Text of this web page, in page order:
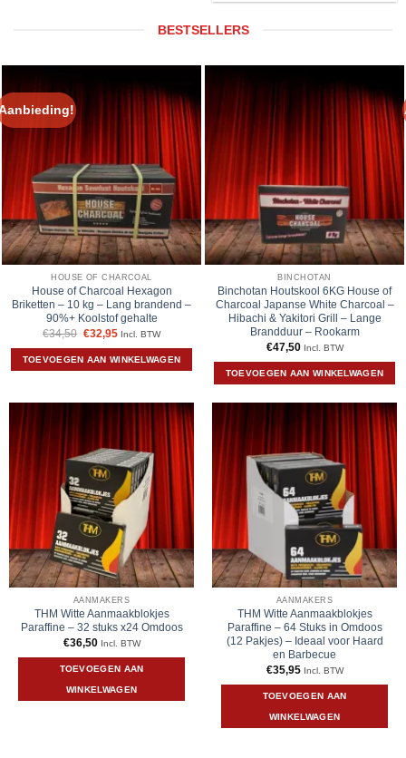
BESTSELLERS
HOUSE OF CHARCOAL
House of Charcoal Hexagon
Briketten – 10 kg – Lang brandend –
90%+ Koolstof gehalte
€34,50 Oorspronkelijke
was:
€34,50.
€32,95Huidige
is:
€32,95.
Incl. BTW
TOEVOEGEN AAN WINKELWAGEN
BINCHOTAN
Binchotan Houtskool 6KG House of
Charcoal Japanse White Charcoal –
Hibachi & Yakitori Grill – Lange
Brandduur – Rookarm
€47,50 Incl. BTW
TOEVOEGEN AAN WINKELWAGEN
AANMAKERS
THM Witte Aanmaakblokjes
Paraffine – 32 stuks x24 Omdoos
€36,50 Incl. BTW
TOEVOEGEN AAN
WINKELWAGEN
AANMAKERS
THM Witte Aanmaakblokjes
Paraffine – 64 Stuks in Omdoos
(12 Pakjes) – Ideaal voor Haard
en Barbecue
€35,95 Incl. BTW
TOEVOEGEN AAN
WINKELWAGEN